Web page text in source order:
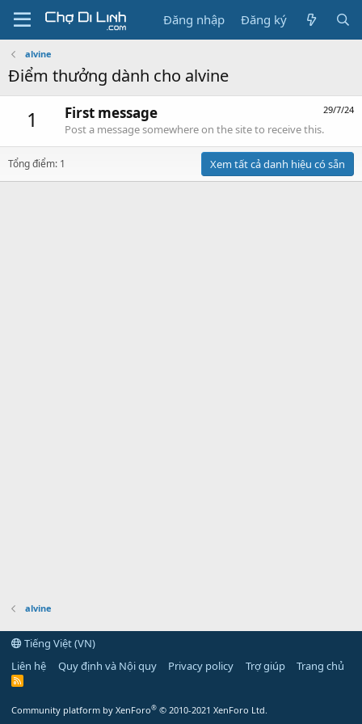
Đăng nhập Đăng ký
alvine
Điểm thưởng dành cho alvine
1 29/7/24
First message
Post a message somewhere on the site to receive this.
Tổng điểm: 1 Xem tất cả danh hiệu có sẵn
alvine
Tiếng Việt (VN)
Liên hệ
Quy định và Nội quy Privacy policy Trợ giúp Trang chủ
R
Community platform by XenForo® © 2010-2021 XenForo Ltd.